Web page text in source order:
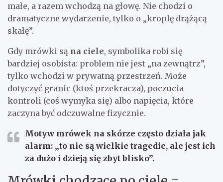
małe, a razem wchodzą na głowę. Nie chodzi o
dramatyczne wydarzenie, tylko o „kroplę drążącą
skałę”.
Gdy mrówki są na ciele, symbolika robi się
bardziej osobista: problem nie jest „na zewnątrz”,
tylko wchodzi w prywatną przestrzeń. Może
dotyczyć granic (ktoś przekracza), poczucia
kontroli (coś wymyka się) albo napięcia, które
zaczyna być odczuwalne fizycznie.
Motyw mrówek na skórze często działa jak
alarm: „to nie są wielkie tragedie, ale jest ich
za dużo i dzieją się zbyt blisko”.